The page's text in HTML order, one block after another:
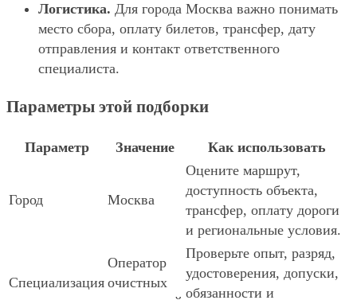
Логистика. Для города Москва важно понимать
место сбора, оплату билетов, трансфер, дату
отправления и контакт ответственного
специалиста.
Параметры этой подборки
Параметр Значение Как использовать
Город Москва
Оцените маршрут,
доступность объекта,
трансфер, оплату дороги
и региональные условия.
Специализация
Оператор
очистных
Проверьте опыт, разряд,
удостоверения, допуски,
обязанности и